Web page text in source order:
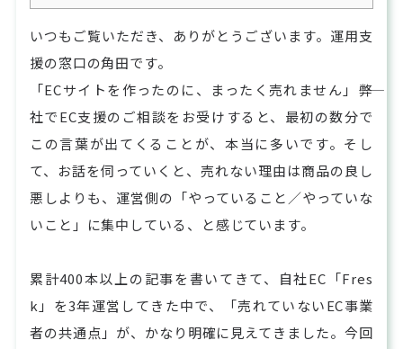
いつもご覧いただき、ありがとうございます。運用支
援の窓口の角田です。
「ECサイトを作ったのに、まったく売れません」――弊
社でEC支援のご相談をお受けすると、最初の数分で
この言葉が出てくることが、本当に多いです。そし
て、お話を伺っていくと、売れない理由は商品の良し
悪しよりも、運営側の「やっていること／やっていな
いこと」に集中している、と感じています。
累計400本以上の記事を書いてきて、自社EC「Fres
k」を3年運営してきた中で、「売れていないEC事業
者の共通点」が、かなり明確に見えてきました。今回